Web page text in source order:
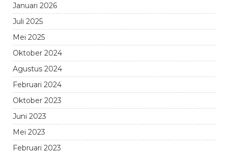
Januari 2026
Juli 2025
Mei 2025
Oktober 2024
Agustus 2024
Februari 2024
Oktober 2023
Juni 2023
Mei 2023
Februari 2023